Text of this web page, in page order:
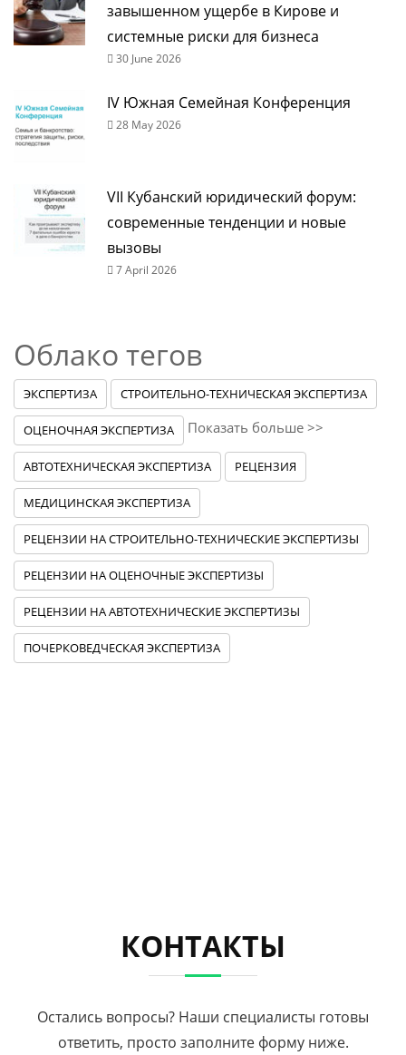
завышенном ущербе в Кирове и
системные риски для бизнеса
30 June 2026
IV Южная Семейная Конференция
28 May 2026
VII Кубанский юридический форум:
современные тенденции и новые
вызовы
7 April 2026
Облако тегов
ЭКСПЕРТИЗА СТРОИТЕЛЬНО-ТЕХНИЧЕСКАЯ ЭКСПЕРТИЗА
ОЦЕНОЧНАЯ ЭКСПЕРТИЗА
АВТОТЕХНИЧЕСКАЯ ЭКСПЕРТИЗА РЕЦЕНЗИЯ
МЕДИЦИНСКАЯ ЭКСПЕРТИЗА
РЕЦЕНЗИИ НА СТРОИТЕЛЬНО-ТЕХНИЧЕСКИЕ ЭКСПЕРТИЗЫ
РЕЦЕНЗИИ НА ОЦЕНОЧНЫЕ ЭКСПЕРТИЗЫ
РЕЦЕНЗИИ НА АВТОТЕХНИЧЕСКИЕ ЭКСПЕРТИЗЫ
ПОЧЕРКОВЕДЧЕСКАЯ ЭКСПЕРТИЗА
Показать больше >>
КОНТАКТЫ
Остались вопросы? Наши специалисты готовы
ответить, просто заполните форму ниже.